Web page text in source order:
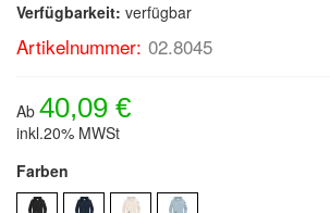
Verfügbarkeit: verfügbar
Artikelnummer: 02.8045
Ab 40,09 €
inkl.20% MWSt
Farben